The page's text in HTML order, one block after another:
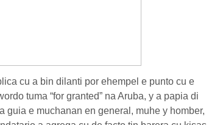
cu a bin dilanti por ehempel e punto cu e
tuma “for granted” na Aruba, y a papia di
guia e muchanan en general, muhe y homber,